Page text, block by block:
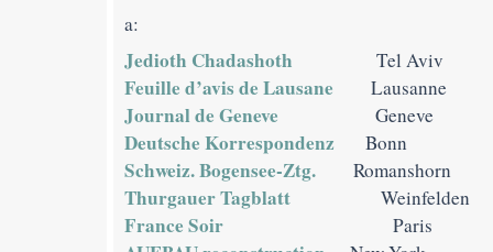
a:
Jedioth Chadashoth Tel Aviv
Feuille d’avis de Lausane Lausanne
Journal de Geneve Geneve
Deutsche Korrespondenz Bonn
Schweiz. Bogensee-Ztg.Romanshorn
Thurgauer Tagblatt Weinfelden
France Soir Paris